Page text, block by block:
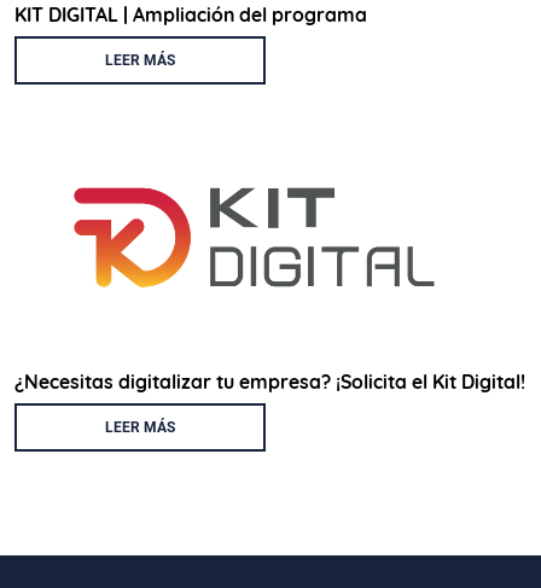
KIT DIGITAL | Ampliación del programa
LEER MÁS
¿Necesitas digitalizar tu empresa? ¡Solicita el Kit Digital!
LEER MÁS